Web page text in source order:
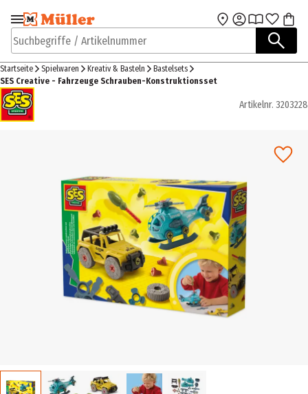
Zur Navigation
springen
Zum Hauptinhalt
Suchbegriffe / Artikelnummer
Startseite Spielwaren Kreativ & Basteln
Bastelsets
SES Creative - Fahrzeuge Schrauben-Konstruktionsset
Artikelnr. 3203228